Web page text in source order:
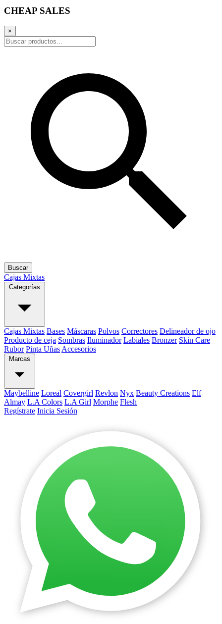
CHEAP SALES
×
Buscar
Cajas Mixtas
Categorías
Cajas Mixtas Bases Máscaras Polvos Correctores Delineador de ojo
Producto de ceja Sombras Iluminador Labiales Bronzer Skin Care
Rubor Pinta Uñas Accesorios
Marcas
Maybelline Loreal Covergirl Revlon Nyx Beauty Creations Elf
Almay L.A Colors L.A Girl Morphe Flesh
Regístrate Inicia Sesión